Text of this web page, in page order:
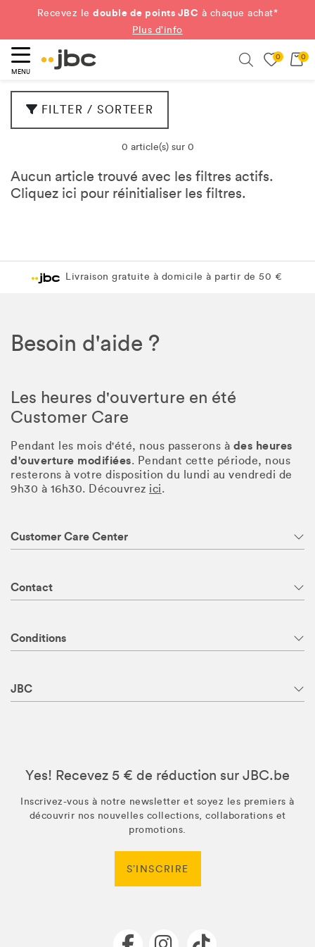
Recevez ledouble de points JBC à chaque achat*
Plus d'info
MENU
0 0
FILTER / SORTEER
0 article(s) sur 0
Aucun article trouvé avec les filtres actifs.
Cliquez ici pour réinitialiser les filtres.
Livraison gratuite à domicile à partir de 50 €
Besoin d'aide ?
Les heures d'ouverture en été
Customer Care
Pendant les mois d'été, nous passerons à des heures
d'ouverture modifiées. Pendant cette période, nous
resterons à votre disposition du lundi au vendredi de
9h30 à 16h30. Découvrez ici.
Customer Care Center
Contact
Conditions
JBC
Yes! Recevez 5 € de réduction sur JBC.be
Inscrivez-vous à notre newsletter et soyez les premiers à
découvrir nos nouvelles collections, collaborations et
promotions.
S’INSCRIRE